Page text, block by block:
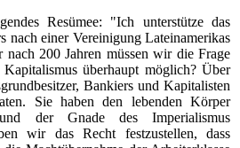
Resümee: "Ich unterstütze das
nach einer Vereinigung Lateinamerikas
200 Jahren müssen wir die Frage
überhaupt möglich? Über
Bankiers und Kapitalisten
Sie haben den lebenden Körper
der Gnade des Imperialismus
wir das Recht festzustellen, dass